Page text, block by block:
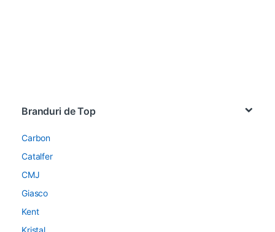
Branduri de Top
Carbon
Catalfer
CMJ
Giasco
Kent
Kristal